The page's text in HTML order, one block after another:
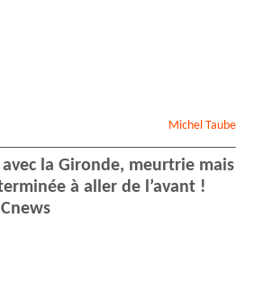
Michel Taube
la Gironde, meurtrie mais
à aller de l’avant !